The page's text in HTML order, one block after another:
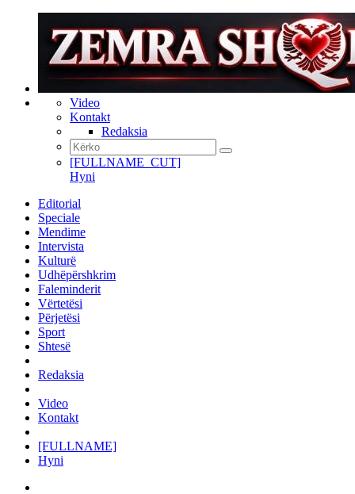
Video
Kontakt
Redaksia
[FULLNAME_CUT]
Hyni
Editorial
Speciale
Mendime
Intervista
Kulturë
Udhëpërshkrim
Faleminderit
Vërtetësi
Përjetësi
Sport
Shtesë
Redaksia
Video
Kontakt
[FULLNAME]
Hyni